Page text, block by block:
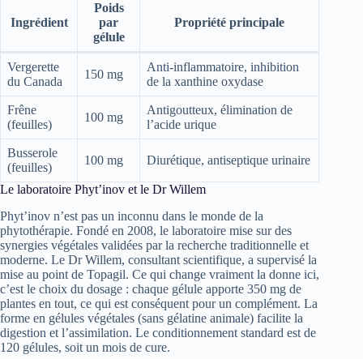
Ingrédient
Poids
par
gélule
Propriété principale
Vergerette
du Canada
150 mg
Anti-inflammatoire, inhibition
de la xanthine oxydase
Frêne
(feuilles)
100 mg
Antigoutteux, élimination de
l’acide urique
Busserole
(feuilles)
100 mg Diurétique, antiseptique urinaire
Le laboratoire Phyt’inov et le Dr Willem
Phyt’inov n’est pas un inconnu dans le monde de la
phytothérapie. Fondé en 2008, le laboratoire mise sur des
synergies végétales validées par la recherche traditionnelle et
moderne. Le Dr Willem, consultant scientifique, a supervisé la
mise au point de Topagil. Ce qui change vraiment la donne ici,
c’est le choix du dosage : chaque gélule apporte 350 mg de
plantes en tout, ce qui est conséquent pour un complément. La
forme en gélules végétales (sans gélatine animale) facilite la
digestion et l’assimilation. Le conditionnement standard est de
120 gélules, soit un mois de cure.